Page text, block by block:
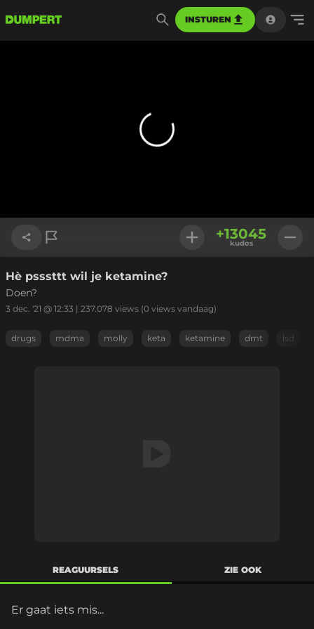
INSTUREN
Link kopiëren
+13045
kudos
Hè psssttt wil je ketamine?
Doen?
3 dec. '21 @ 12:33 | 237.078 views (0 views vandaag)
drugs mdma molly keta ketamine dmt lsd
REAGUURSELS ZIE OOK
Er gaat iets mis...